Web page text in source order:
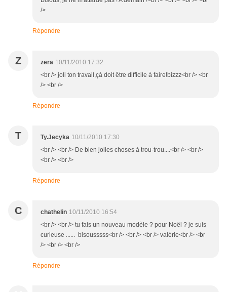
/>
Répondre
Z zera 10/11/2010 17:32
<br /> joli ton travail,çà doit être difficile à faire!bizzz<br /> <br
/> <br />
Répondre
T Ty.Jecyka 10/11/2010 17:30
<br /> <br /> De bien jolies choses à trou-trou....<br /> <br />
<br /> <br />
Répondre
C chathelin 10/11/2010 16:54
<br /> <br /> tu fais un nouveau modèle ? pour Noël ? je suis
curieuse ...... bisousssss<br /> <br /> <br /> valérie<br /> <br
/> <br /> <br />
Répondre